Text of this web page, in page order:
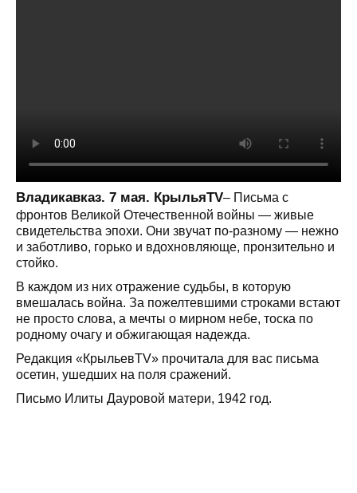
Владикавказ. 7 мая. КрыльяTV– Письма с
фронтов Великой Отечественной войны — живые
свидетельства эпохи. Они звучат по-разному — нежно
и заботливо, горько и вдохновляюще, пронзительно и
стойко.
В каждом из них отражение судьбы, в которую
вмешалась война. За пожелтевшими строками встают
не просто слова, а мечты о мирном небе, тоска по
родному очагу и обжигающая надежда.
Редакция «КрыльевTV» прочитала для вас письма
осетин, ушедших на поля сражений.
Письмо Илиты Дауровой матери, 1942 год.